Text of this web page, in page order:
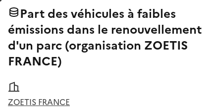
Part des véhicules à faibles
émissions dans le renouvellement
d'un parc (organisation ZOETIS
FRANCE)
ZOETIS FRANCE